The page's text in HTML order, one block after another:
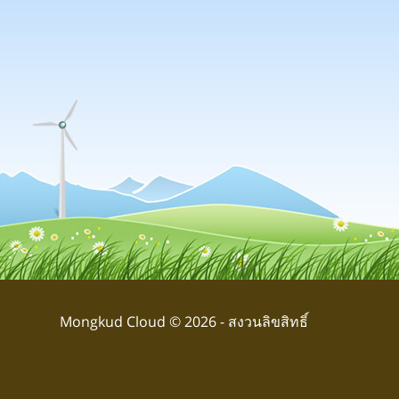
Mongkud Cloud © 2026 - สงวนลิขสิทธิ์